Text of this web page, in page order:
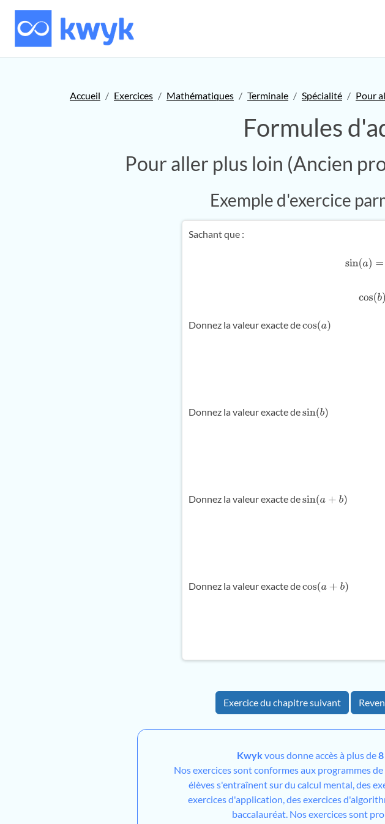
Accueil Exercices Mathématiques Terminale Spécialité Pour
Formules
Pour aller plus loin (Ancien
Exemple d'exercice
Sachant que :
sin
cos(
Donnez la valeur exacte decos(a)
Donnez la valeur exacte desin(b)
Donnez la valeur exacte desin(a+ b)
Donnez la valeur exacte decos(a+ b)
Exercice du chapitre suivant
Kwykvous donne accès à plus de
Nos exercices sont conformes aux programmes de
élèves s'entraînent sur du calcul mental, des
exercices d'application, des exercices
baccalauréat. Nos exercices sont